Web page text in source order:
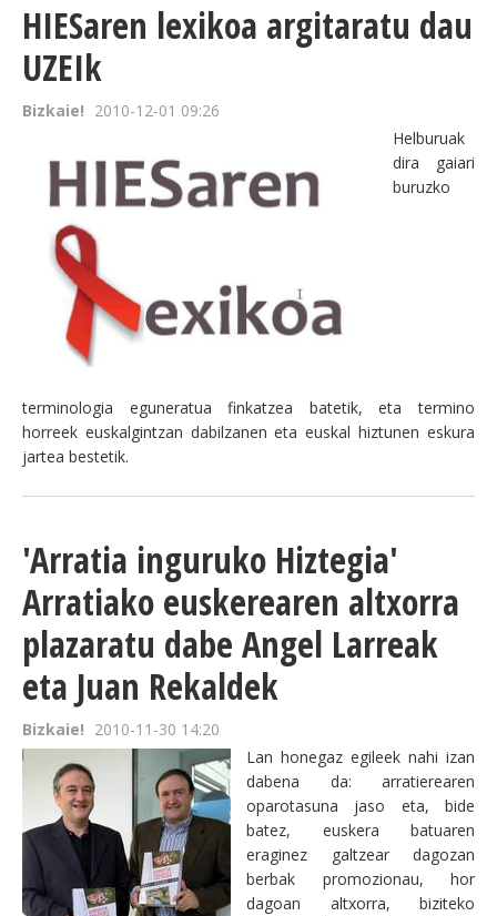
HIESaren lexikoa argitaratu dau
UZEIk
Bizkaie! 2010-12-01 09:26
Helburuak
dira gaiari
buruzko
terminologia eguneratua finkatzea batetik, eta termino
horreek euskalgintzan dabilzanen eta euskal hiztunen eskura
jartea bestetik.
'Arratia inguruko Hiztegia'
Arratiako euskerearen altxorra
plazaratu dabe Angel Larreak
eta Juan Rekaldek
Bizkaie! 2010-11-30 14:20
Lan honegaz egileek nahi izan
dabena da: arratierearen
oparotasuna jaso eta, bide
batez, euskera batuaren
eraginez galtzear dagozan
berbak promozionau, hor
dagoan altxorra, biziteko